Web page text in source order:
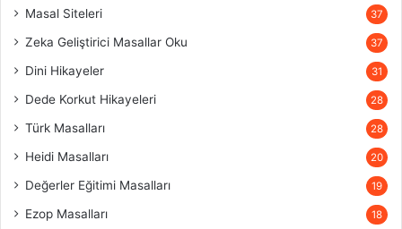
Masal Siteleri 37
Zeka Geliştirici Masallar Oku 37
Dini Hikayeler 31
Dede Korkut Hikayeleri 28
Türk Masalları 28
Heidi Masalları 20
Değerler Eğitimi Masalları 19
Ezop Masalları 18